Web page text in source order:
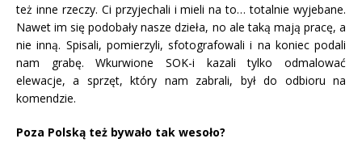
też inne rzeczy. Ci przyjechali i mieli na to… totalnie wyjebane.
Nawet im się podobały nasze dzieła, no ale taką mają pracę, a
nie inną. Spisali, pomierzyli, sfotografowali i na koniec podali
nam grabę. Wkurwione SOK-i kazali tylko odmalować
elewacje, a sprzęt, który nam zabrali, był do odbioru na
komendzie.
Poza Polską też bywało tak wesoło?